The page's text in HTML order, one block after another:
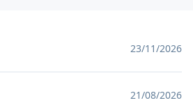
23/11/2026
21/08/2026